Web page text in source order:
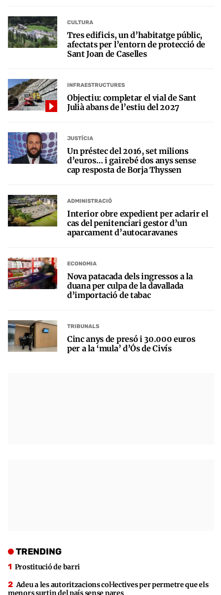
CULTURA
Tres edificis, un d’habitatge públic,
afectats per l’entorn de protecció de
Sant Joan de Caselles
INFRAESTRUCTURES
Objectiu: completar el vial de Sant
Julià abans de l’estiu del 2027
JUSTÍCIA
Un préstec del 2016, set milions
d’euros… i gairebé dos anys sense
cap resposta de Borja Thyssen
ADMINISTRACIÓ
Interior obre expedient per aclarir el
cas del penitenciari gestor d’un
aparcament d’autocaravanes
ECONOMIA
Nova patacada dels ingressos a la
duana per culpa de la davallada
d’importació de tabac
TRIBUNALS
Cinc anys de presó i 30.000 euros
per a la ‘mula’ d’Ós de Civís
TRENDING
Prostitució de barri
Adeu a les autoritzacions col·lectives per permetre que els